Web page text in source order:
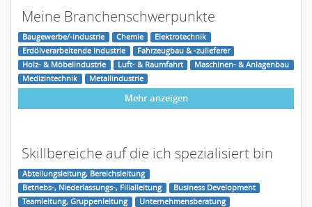
Meine Branchenschwerpunkte
Baugewerbe/-industrie Chemie
Elektrotechnik
Erdölverarbeitende Industrie
Fahrzeugbau & -zulieferer
Holz- & Möbelindustrie
Luft- & Raumfahrt
Maschinen- & Anlagenbau
Medizintechnik
Metallindustrie
Mehr anzeigen
Skillbereiche auf die ich spezialisiert bin
Abteilungsleitung, Bereichsleitung
Betriebs-, Niederlassungs-, Filialleitung
Business Development
Teamleitung, Gruppenleitung
Unternehmensberatung